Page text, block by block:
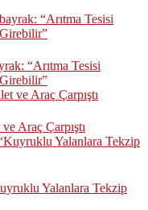
“Arıtma Tesisi
Araç Çarpıştı
Yalanlara Tekzip